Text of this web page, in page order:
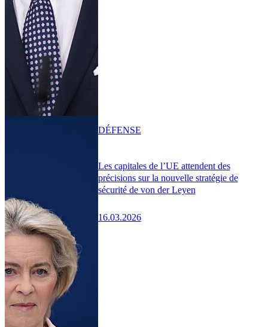
Les capitales de l’UE attendent des
précisions sur la nouvelle stratégie de
sécurité de von der Leyen
16.03.2026
DÉFENSE